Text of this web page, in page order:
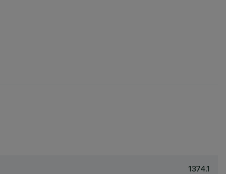
1374.1